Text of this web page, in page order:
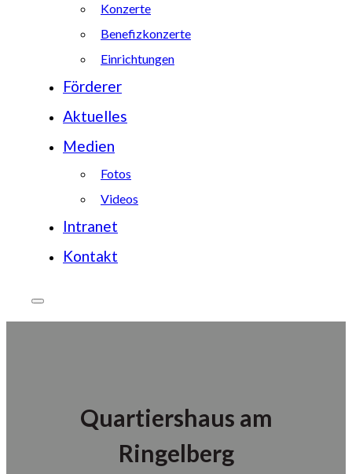
Konzerte
Benefizkonzerte
Einrichtungen
Förderer
Aktuelles
Medien
Fotos
Videos
Intranet
Kontakt
Quartiershaus am
Ringelberg